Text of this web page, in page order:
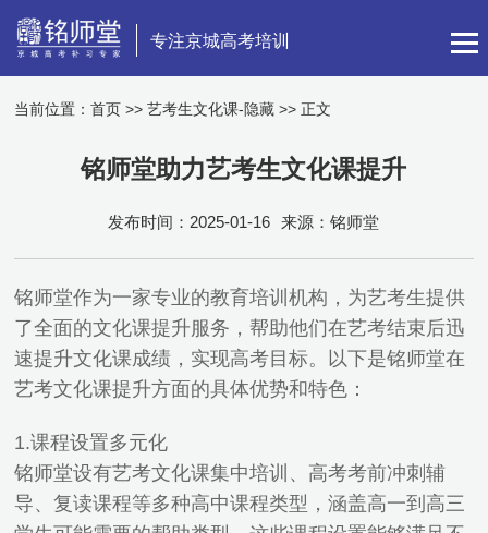
专注京城高考培训
当前位置：首页 >>艺考生文化课-隐藏 >> 正文
铭师堂助力艺考生文化课提升
发布时间：2025-01-16 来源：铭师堂
铭师堂作为一家专业的教育培训机构，为艺考生提供
了全面的文化课提升服务，帮助他们在艺考结束后迅
速提升文化课成绩，实现高考目标。以下是铭师堂在
艺考文化课提升方面的具体优势和特色：
1.课程设置多元化
铭师堂设有艺考文化课集中培训、高考考前冲刺辅
导、复读课程等多种高中课程类型，涵盖高一到高三